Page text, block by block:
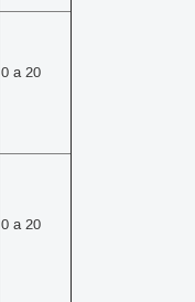
0 a 20
0 a 20